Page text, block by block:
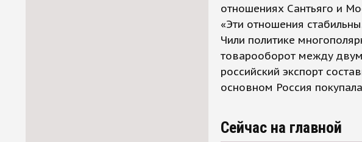
отношениях Сантьяго и
«Эти отношения
Чили политике
товарооборот между
российский экспорт
основном Россия
Сейчас на главной